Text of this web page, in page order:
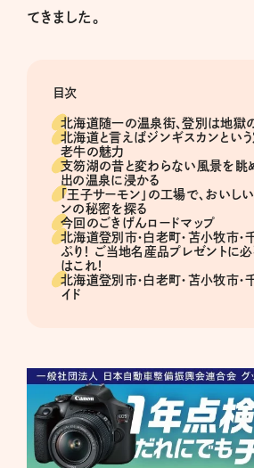
てきました。
目次
北海道随一の温泉街、登別は地獄
北海道と言えばジンギスカンという
老牛の魅力
支笏湖の昔と変わらない風景を眺
出の温泉に浸かる
「王子サーモン」の工場で、おいし
ンの秘密を探る
今回のごきげんロードマップ
北海道登別市・白老町・苫小牧市・
ぷり！ ご当地名産品プレゼントに
はこれ！
北海道登別市・白老町・苫小牧市・
イド